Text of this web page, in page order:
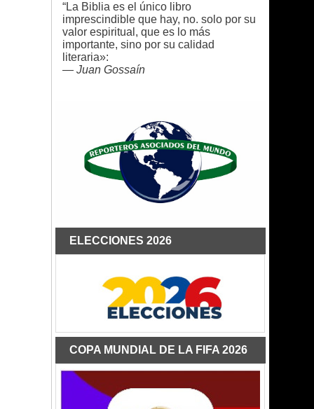
“La Biblia es el único libro
imprescindible que hay, no. solo por su
valor espiritual, que es lo más
importante, sino por su calidad
literaria»:
— Juan Gossaín
ELECCIONES 2026
COPA MUNDIAL DE LA FIFA 2026